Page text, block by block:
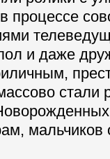
процессе
и даже
стали